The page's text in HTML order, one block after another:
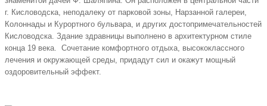
г. Кисловодска, неподалеку от парковой зоны, Нарзанной галереи,
Колоннады и Курортного бульвара, и других достопримечательностей
Кисловодска. Здание здравницы выполнено в архитектурном стиле
конца 19 века. Сочетание комфортного отдыха, высококлассного
лечения и окружающей среды, придадут сил и окажут мощный
оздоровительный эффект.